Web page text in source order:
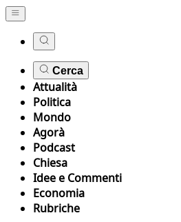
Cerca
Attualità
Politica
Mondo
Agorà
Podcast
Chiesa
Idee e Commenti
Economia
Rubriche